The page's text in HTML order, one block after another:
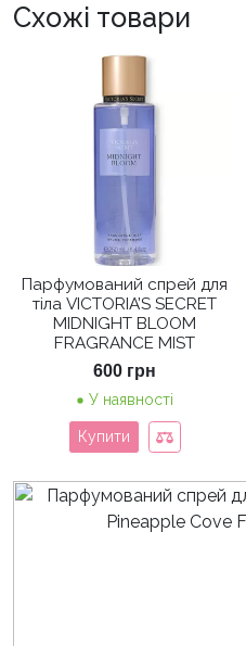
Схожі товари
Парфумований спрей для
тіла VICTORIA’S SECRET
MIDNIGHT BLOOM
FRAGRANCE MIST
600 грн
У наявності
Купити